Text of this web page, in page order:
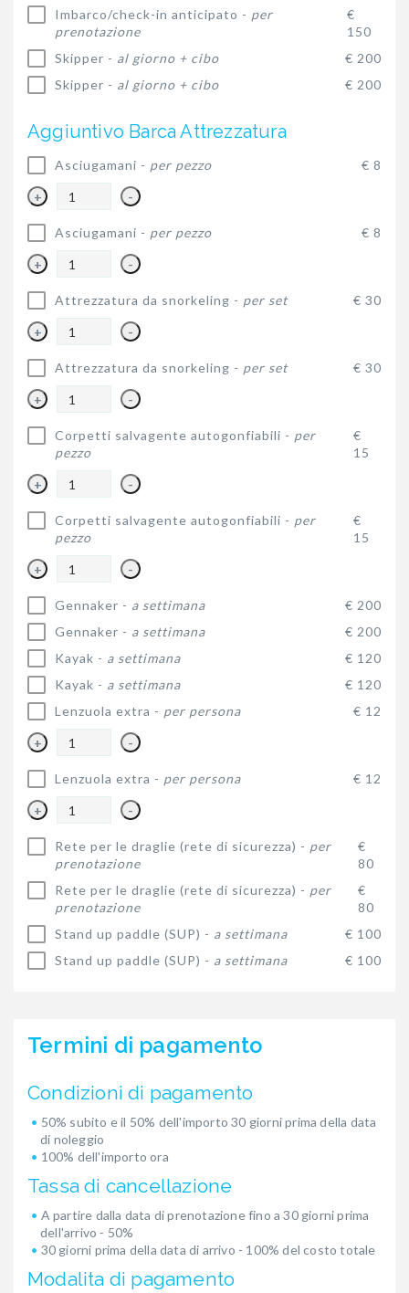
Imbarco/check-in anticipato - per
prenotazione
€
150
Skipper - al giorno + cibo
€ 200
Skipper - al giorno + cibo € 200
Aggiuntivo Barca Attrezzatura
Asciugamani - per pezzo € 8
+ -
Asciugamani - per pezzo € 8
+ -
Attrezzatura da snorkeling - per set € 30
+ -
Attrezzatura da snorkeling - per set € 30
+ -
Corpetti salvagente autogonfiabili - per
pezzo
€
15
+ -
Corpetti salvagente autogonfiabili - per
pezzo
€
15
+ -
Gennaker - a settimana
€ 200
Gennaker - a settimana
€ 200
Kayak - a settimana
€ 120
Kayak - a settimana
€ 120
Lenzuola extra - per persona € 12
+ -
Lenzuola extra - per persona € 12
+ -
Rete per le draglie (rete di sicurezza) - per
prenotazione
€
80
Rete per le draglie (rete di sicurezza) - per
prenotazione
€
80
Stand up paddle (SUP) - a settimana
€ 100
Stand up paddle (SUP) - a settimana € 100
Termini di pagamento
Condizioni di pagamento
50% subito e il 50% dell'importo 30 giorni prima della data
di noleggio
100% dell'importo ora
Tassa di cancellazione
A partire dalla data di prenotazione fino a 30 giorni prima
dell'arrivo - 50%
30 giorni prima della data di arrivo - 100% del costo totale
Modalita di pagamento